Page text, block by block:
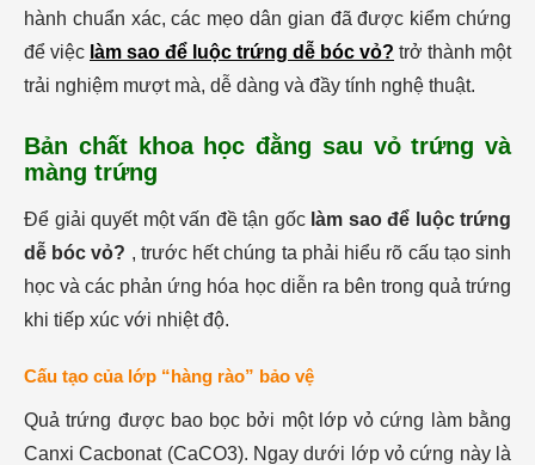
hành chuẩn xác, các mẹo dân gian đã được kiểm chứng
để việc làm sao để luộc trứng dễ bóc vỏ? trở thành một
trải nghiệm mượt mà, dễ dàng và đầy tính nghệ thuật.
Bản chất khoa học đằng sau vỏ trứng và
màng trứng
Để giải quyết một vấn đề tận gốc làm sao để luộc trứng
dễ bóc vỏ? , trước hết chúng ta phải hiểu rõ cấu tạo sinh
học và các phản ứng hóa học diễn ra bên trong quả trứng
khi tiếp xúc với nhiệt độ.
Cấu tạo của lớp “hàng rào” bảo vệ
Quả trứng được bao bọc bởi một lớp vỏ cứng làm bằng
Canxi Cacbonat (CaCO3​). Ngay dưới lớp vỏ cứng này là